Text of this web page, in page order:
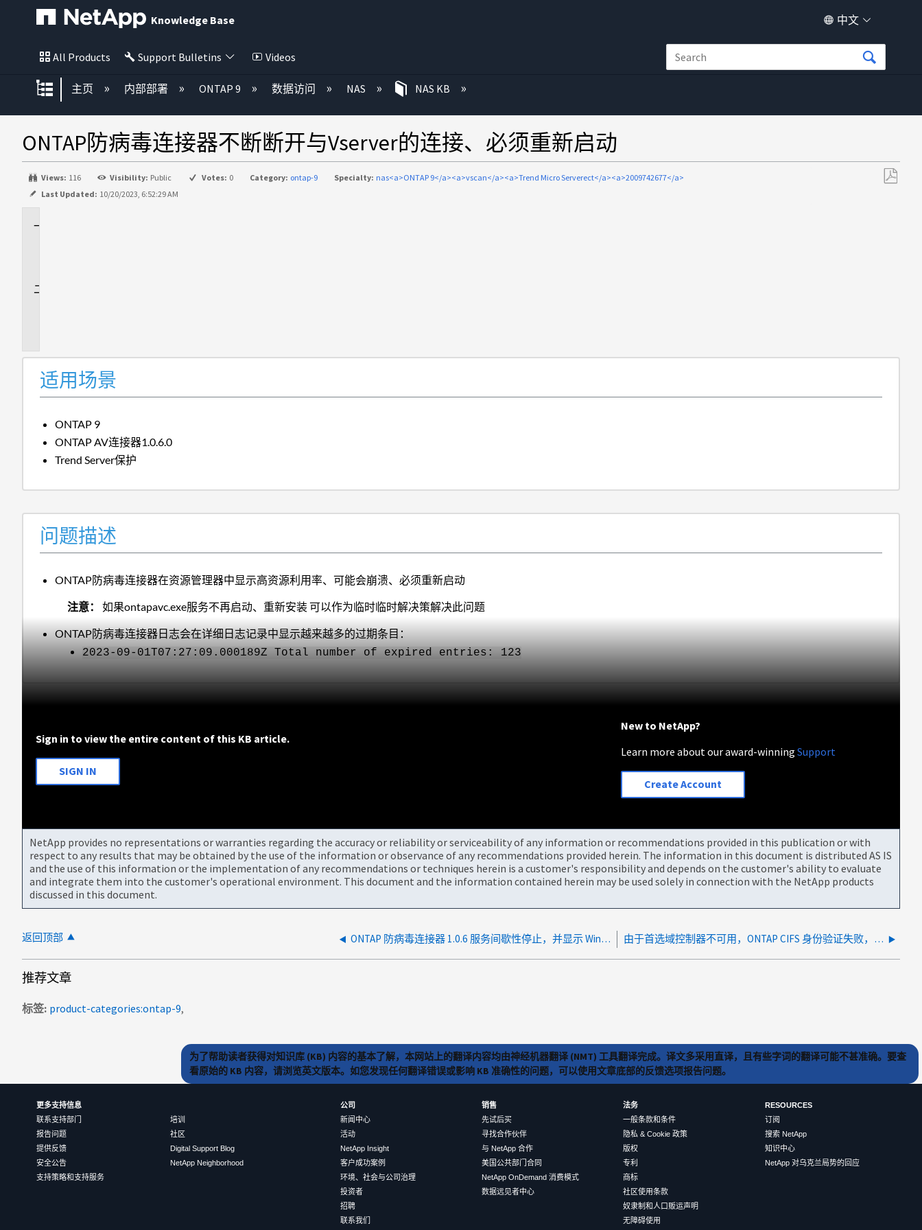
Knowledge Base 中文
All Products Support Bulletins Videos
扩展/隐缩全局层次
主页 内部部署 ONTAP 9 数据访问 NAS NAS KB
ONTAP防病毒连接器不断断开与Vserver的连接、必须重新启动
Views: 116 Visibility: Public Votes: 0 Category: ontap-9 Specialty: nas<a>ONTAP 9</a><a>vscan</a><a>Trend Micro Serverect</a><a>2009742677</a>
Last Updated: 10/20/2023, 6:52:29 AM
适用场景
ONTAP 9
ONTAP AV连接器1.0.6.0
Trend Server保护
问题描述
ONTAP防病毒连接器在资源管理器中显示高资源利用率、可能会崩溃、必须重新启动
注意： 如果ontapavc.exe服务不再启动、重新安装 可以作为临时临时解决策解决此问题
ONTAP防病毒连接器日志会在详细日志记录中显示越来越多的过期条目：
2023-09-01T07:27:09.000189Z Total number of expired entries: 123
Sign in to view the entire content of this KB article.
SIGN IN
New to NetApp?
Learn more about our award-winningSupport
Create Account
NetApp provides no representations or warranties regarding the accuracy or reliability or serviceability of any information or recommendations provided in this publication or with
respect to any results that may be obtained by the use of the information or observance of any recommendations provided herein. The information in this document is distributed AS IS
and the use of this information or the implementation of any recommendations or techniques herein is a customer's responsibility and depends on the customer's ability to evaluate
and integrate them into the customer's operational environment. This document and the information contained herein may be used solely in connection with the NetApp products
discussed in this document.
返回顶部 ONTAP 防病毒连接器 1.0.6 服务间歇性停止，并显示 Windows 事件 ID 1000 由于首选域控制器不可用，ONTAP CIFS 身份验证失败，出现 NETLOGON 5722/5805
推荐文章
标签 product-categories:ontap-9
为了帮助读者获得对知识库 (KB) 内容的基本了解，本网站上的翻译内容均由神经机器翻译 (NMT) 工具翻译完成。译文多采用直译，且有些字词的翻译可能不甚准确。要查
看原始的 KB 内容，请浏览英文版本。如您发现任何翻译错误或影响 KB 准确性的问题，可以使用文章底部的反馈选项报告问题。
更多支持信息
联系支持部门
报告问题
提供反馈
安全公告
支持策略和支持服务
培训
社区
Digital Support Blog
NetApp Neighborhood
公司
新闻中心
活动
NetApp Insight
客户成功案例
环境、社会与公司治理
投资者
招聘
联系我们
销售
先试后买
寻找合作伙伴
与 NetApp 合作
美国公共部门合同
NetApp OnDemand 消费模式
数据远见者中心
法务
一般条款和条件
隐私 & Cookie 政策
版权
专利
商标
社区使用条款
奴隶制和人口贩运声明
无障碍使用
RESOURCES
订阅
搜索 NetApp
知识中心
NetApp 对乌克兰局势的回应